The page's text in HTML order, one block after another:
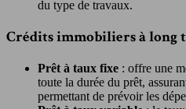
du type de travaux.
Crédits immobiliers à long
Prêt à taux fixe : offre une
toute la durée du prêt,
permettant de prévoir les